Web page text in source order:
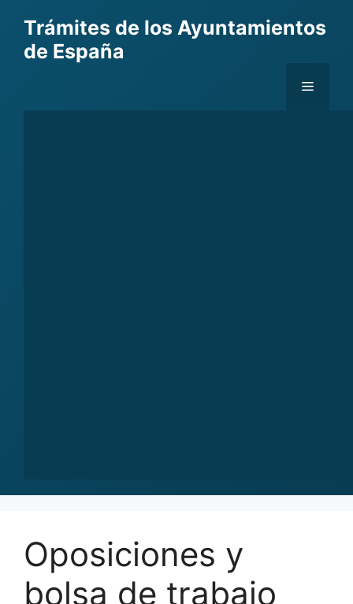
content
Trámites de los Ayuntamientos
de España
Menu
Oposiciones y
bolsa de trabajo